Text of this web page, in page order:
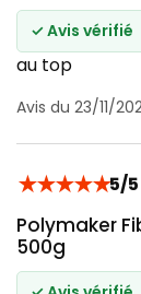
✓ Avis vérifié
au top
Avis du 23/11/
★★★★★5/5
Polymaker
500g